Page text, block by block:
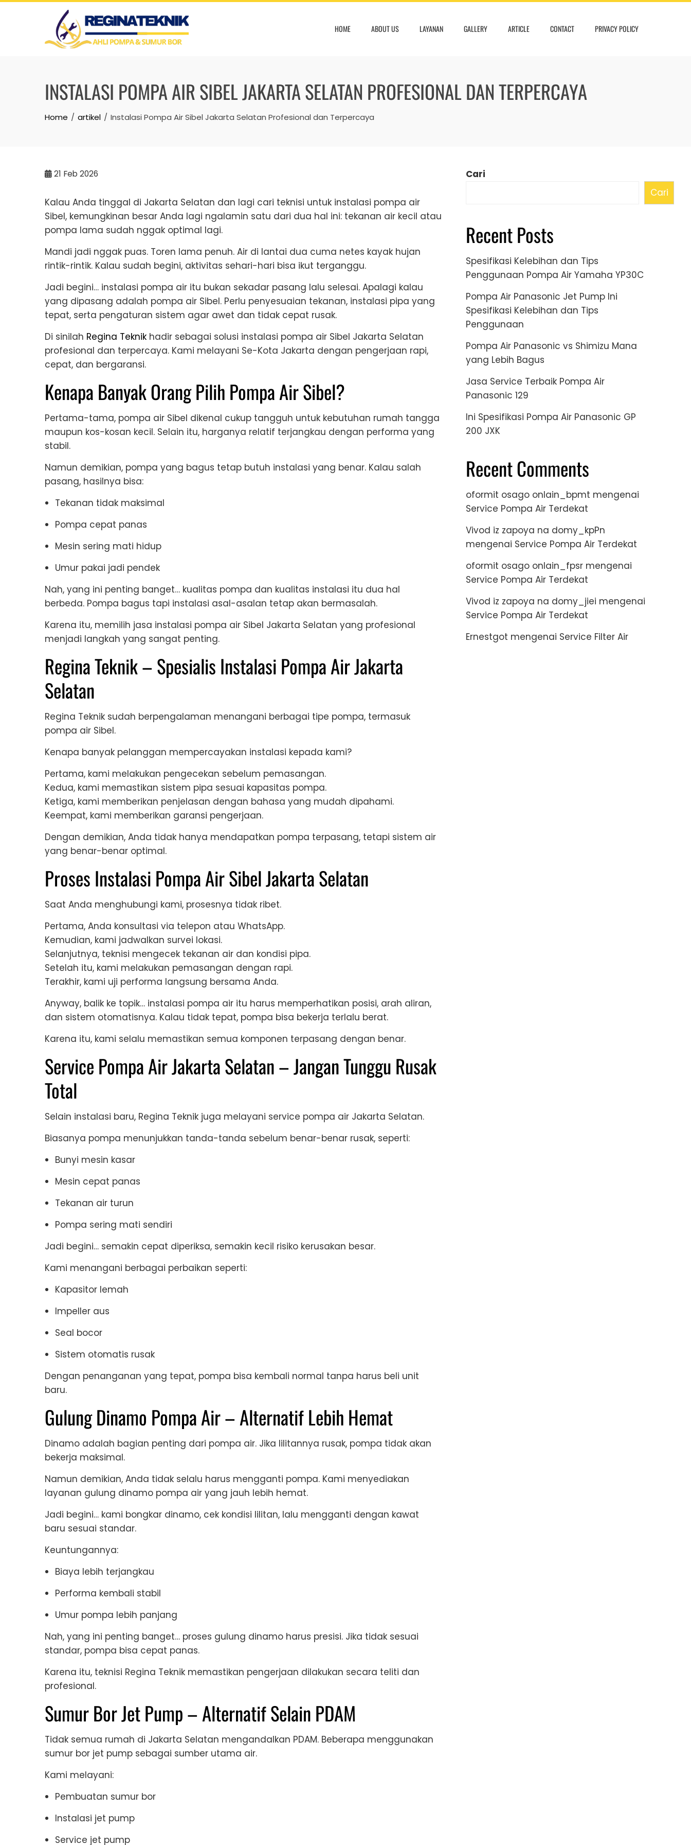
Skip
HOME ABOUT US LAYANAN GALLERY ARTICLE CONTACT PRIVACY POLICY
INSTALASI POMPA AIR SIBEL JAKARTA SELATAN PROFESIONAL DAN TERPERCAYA
Home artikel Instalasi Pompa Air Sibel Jakarta Selatan Profesional dan Terpercaya
21 Feb 2026
Kalau Anda tinggal di Jakarta Selatan dan lagi cari teknisi untuk instalasi pompa air
Sibel, kemungkinan besar Anda lagi ngalamin satu dari dua hal ini: tekanan air kecil atau
pompa lama sudah nggak optimal lagi.
Mandi jadi nggak puas. Toren lama penuh. Air di lantai dua cuma netes kayak hujan
rintik-rintik. Kalau sudah begini, aktivitas sehari-hari bisa ikut terganggu.
Jadi begini… instalasi pompa air itu bukan sekadar pasang lalu selesai. Apalagi kalau
yang dipasang adalah pompa air Sibel. Perlu penyesuaian tekanan, instalasi pipa yang
tepat, serta pengaturan sistem agar awet dan tidak cepat rusak.
Di sinilah Regina Teknik hadir sebagai solusi instalasi pompa air Sibel Jakarta Selatan
profesional dan terpercaya. Kami melayani Se-Kota Jakarta dengan pengerjaan rapi,
cepat, dan bergaransi.
Kenapa Banyak Orang Pilih Pompa Air Sibel?
Pertama-tama, pompa air Sibel dikenal cukup tangguh untuk kebutuhan rumah tangga
maupun kos-kosan kecil. Selain itu, harganya relatif terjangkau dengan performa yang
stabil.
Namun demikian, pompa yang bagus tetap butuh instalasi yang benar. Kalau salah
pasang, hasilnya bisa:
Tekanan tidak maksimal
Pompa cepat panas
Mesin sering mati hidup
Umur pakai jadi pendek
Nah, yang ini penting banget… kualitas pompa dan kualitas instalasi itu dua hal
berbeda. Pompa bagus tapi instalasi asal-asalan tetap akan bermasalah.
Karena itu, memilih jasa instalasi pompa air Sibel Jakarta Selatan yang profesional
menjadi langkah yang sangat penting.
Regina Teknik – Spesialis Instalasi Pompa Air Jakarta
Selatan
Regina Teknik sudah berpengalaman menangani berbagai tipe pompa, termasuk
pompa air Sibel.
Kenapa banyak pelanggan mempercayakan instalasi kepada kami?
Pertama, kami melakukan pengecekan sebelum pemasangan.
Kedua, kami memastikan sistem pipa sesuai kapasitas pompa.
Ketiga, kami memberikan penjelasan dengan bahasa yang mudah dipahami.
Keempat, kami memberikan garansi pengerjaan.
Dengan demikian, Anda tidak hanya mendapatkan pompa terpasang, tetapi sistem air
yang benar-benar optimal.
Proses Instalasi Pompa Air Sibel Jakarta Selatan
Saat Anda menghubungi kami, prosesnya tidak ribet.
Pertama, Anda konsultasi via telepon atau WhatsApp.
Kemudian, kami jadwalkan survei lokasi.
Selanjutnya, teknisi mengecek tekanan air dan kondisi pipa.
Setelah itu, kami melakukan pemasangan dengan rapi.
Terakhir, kami uji performa langsung bersama Anda.
Anyway, balik ke topik… instalasi pompa air itu harus memperhatikan posisi, arah aliran,
dan sistem otomatisnya. Kalau tidak tepat, pompa bisa bekerja terlalu berat.
Karena itu, kami selalu memastikan semua komponen terpasang dengan benar.
Service Pompa Air Jakarta Selatan – Jangan Tunggu Rusak
Total
Selain instalasi baru, Regina Teknik juga melayani service pompa air Jakarta Selatan.
Biasanya pompa menunjukkan tanda-tanda sebelum benar-benar rusak, seperti:
Bunyi mesin kasar
Mesin cepat panas
Tekanan air turun
Pompa sering mati sendiri
Jadi begini… semakin cepat diperiksa, semakin kecil risiko kerusakan besar.
Kami menangani berbagai perbaikan seperti:
Kapasitor lemah
Impeller aus
Seal bocor
Sistem otomatis rusak
Dengan penanganan yang tepat, pompa bisa kembali normal tanpa harus beli unit
baru.
Gulung Dinamo Pompa Air – Alternatif Lebih Hemat
Dinamo adalah bagian penting dari pompa air. Jika lilitannya rusak, pompa tidak akan
bekerja maksimal.
Namun demikian, Anda tidak selalu harus mengganti pompa. Kami menyediakan
layanan gulung dinamo pompa air yang jauh lebih hemat.
Jadi begini… kami bongkar dinamo, cek kondisi lilitan, lalu mengganti dengan kawat
baru sesuai standar.
Keuntungannya:
Biaya lebih terjangkau
Performa kembali stabil
Umur pompa lebih panjang
Nah, yang ini penting banget… proses gulung dinamo harus presisi. Jika tidak sesuai
standar, pompa bisa cepat panas.
Karena itu, teknisi Regina Teknik memastikan pengerjaan dilakukan secara teliti dan
profesional.
Sumur Bor Jet Pump – Alternatif Selain PDAM
Tidak semua rumah di Jakarta Selatan mengandalkan PDAM. Beberapa menggunakan
sumur bor jet pump sebagai sumber utama air.
Kami melayani:
Pembuatan sumur bor
Instalasi jet pump
Service jet pump
Cari
Cari
Recent Posts
Spesifikasi Kelebihan dan Tips
Penggunaan Pompa Air Yamaha YP30C
Pompa Air Panasonic Jet Pump Ini
Spesifikasi Kelebihan dan Tips
Penggunaan
Pompa Air Panasonic vs Shimizu Mana
yang Lebih Bagus
Jasa Service Terbaik Pompa Air
Panasonic 129
Ini Spesifikasi Pompa Air Panasonic GP
200 JXK
Recent Comments
oformit osago onlain_bpmt mengenai
Service Pompa Air Terdekat
Vivod iz zapoya na domy_kpPn
mengenai Service Pompa Air Terdekat
oformit osago onlain_fpsr mengenai
Service Pompa Air Terdekat
Vivod iz zapoya na domy_jiei mengenai
Service Pompa Air Terdekat
Ernestgot mengenai Service Filter Air